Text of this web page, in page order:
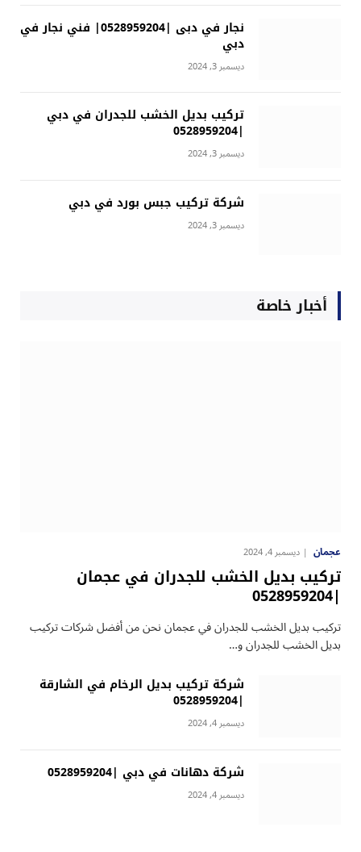
نجار في دبى |0528959204| فني نجار في
دبي
ديسمبر 3, 2024
تركيب بديل الخشب للجدران في دبي
|0528959204
ديسمبر 3, 2024
شركة تركيب جبس بورد في دبي
ديسمبر 3, 2024
أخبار خاصة
عجمان ديسمبر 4, 2024
تركيب بديل الخشب للجدران في عجمان
|0528959204
تركيب بديل الخشب للجدران في عجمان نحن من أفضل شركات تركيب
بديل الخشب للجدران و…
شركة تركيب بديل الرخام في الشارقة
|0528959204
ديسمبر 4, 2024
شركة دهانات في دبي |0528959204
ديسمبر 4, 2024